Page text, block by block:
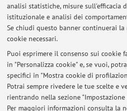
analisi statistiche, misure sull'efficacia
istituzionale e analisi dei
Se chiudi questo banner continuerai
cookie necessari.
Puoi esprimere il consenso sui cookie
in "Personalizza cookie" e, se vuoi,
specifici in "Mostra cookie di
Potrai sempre rivedere le tue scelte e
rientrando nella sezione
Per maggiori informazioni consulta la
Ultimi
SIBB - Seminario Interdisciplinare di
collaborazione con Dipartimento di
Scienze Giuridiche, Dipartimento di
Anno Accademico 2026/27
Pubblicato il: 24 settembre 2025
Ricevimento
Pubblicato il: 09 ottobre 2022